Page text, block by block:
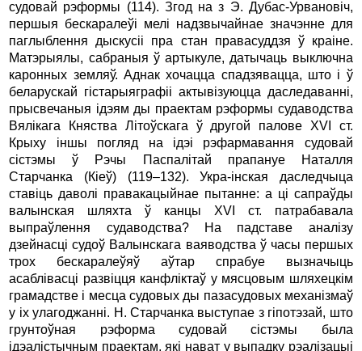
судовай рэформы (114). Згод на з Э. Дубас-Урвановіч,
першыя бескаралеўі мелі надзвычайнае значэнне для
паглыблення дыскусіі пра стан правасуддзя ў краіне.
Матэрыялы, сабраныя ў артыкуле, датычаць выключна
каронных земляў. Аднак хочацца спадзявацца, што і ў
беларускай гістарыяграфіі актывізуюцца даследаванні,
прысвечаныя ідэям ды праектам рэформы судаводства
Вялікага Княства Літоўскага ў другой палове XVI ст.
Крыху іншы погляд на ідэі рэфармавання судовай
сістэмы ў Рэчы Паспалітай прапануе Наталля
Старчанка (Кіеў) (119–132). Укра-інская даследчыца
ставіць даволі правакацыйнае пытанне: а ці сапраўды
валынская шляхта ў канцы XVI ст. патрабавала
выпраўлення судаводства? На падставе аналізу
дзейнасці судоў Валынскага ваяводства ў часы першых
трох бескаралеўяў аўтар спрабуе вызначыць
асаблівасці развіцця канфліктаў у мясцовым шляхецкім
грамадстве і месца судовых ды пазасудовых механізмаў
у іх улагоджанні. Н. Старчанка выступае з гіпотэзай, што
грунтоўная рэформа судовай сістэмы была
ідэалістычным праектам, які нават у выпадку рэалізацыі